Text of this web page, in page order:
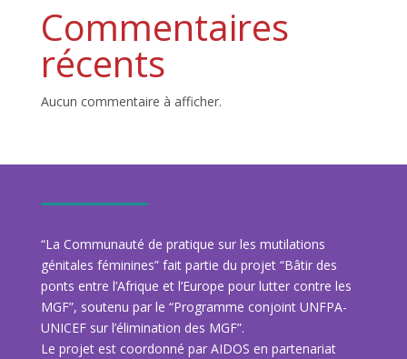
Commentaires
récents
Aucun commentaire à afficher.
“La Communauté de pratique sur les mutilations
génitales féminines” fait partie du projet “Bâtir des
ponts entre l’Afrique et l’Europe pour lutter contre les
MGF”, soutenu par le “Programme conjoint UNFPA-
UNICEF sur l’élimination des MGF”.
Le projet est coordonné par AIDOS en partenariat